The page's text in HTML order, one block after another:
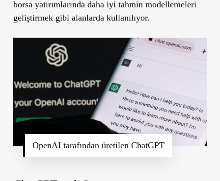
borsa yatırımlarında daha iyi tahmin modellemeleri
geliştirmek gibi alanlarda kullanılıyor.
OpenAI tarafından üretilen ChatGPT